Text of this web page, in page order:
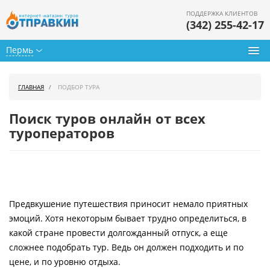
Пермь
ПОДДЕРЖКА КЛИЕНТОВ
(342) 255-42-17
Горящие туры
Страны
Как купить
ГЛАВНАЯ ПОДБОР ТУРА
Поиск туров онлайн от всех
туроператоров
Предвкушение путешествия приносит немало приятных
эмоций. Хотя некоторым бывает трудно определиться, в
какой стране провести долгожданный отпуск, а еще
сложнее подобрать тур. Ведь он должен подходить и по
цене, и по уровню отдыха.